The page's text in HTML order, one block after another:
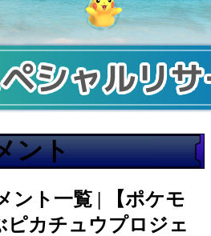
ント
ント一覧 | 【ポケモ
ピカチュウプロジェ